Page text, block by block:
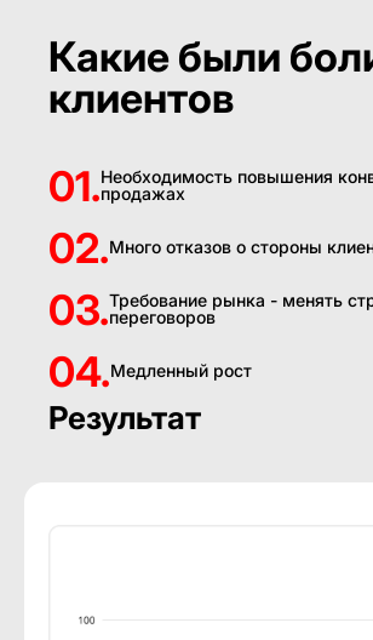
Какие были
клиентов
01.Необходимость повышения
продажах
02.Много отказов о стороны
03.Требование рынка - менять
переговоров
04.Медленный рост
Результат